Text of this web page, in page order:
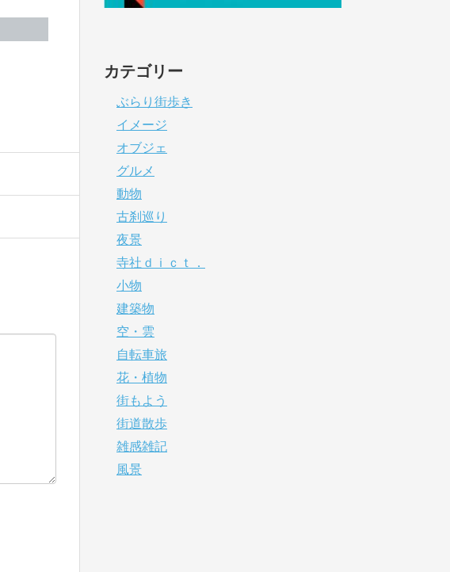
カテゴリー
ぶらり街歩き
イメージ
オブジェ
グルメ
動物
古刹巡り
夜景
寺社ｄｉｃｔ．
小物
建築物
空・雲
自転車旅
花・植物
街もよう
街道散歩
雑感雑記
風景